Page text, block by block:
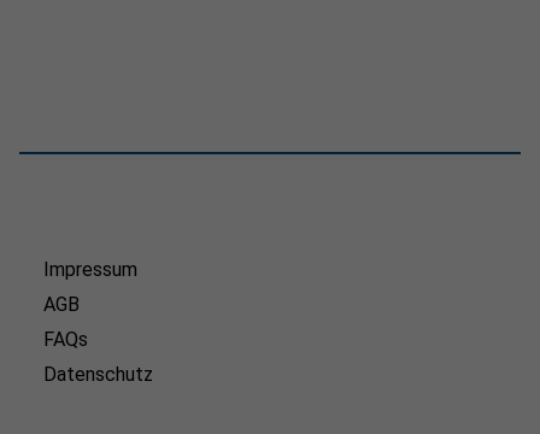
Impressum
AGB
FAQs
Datenschutz